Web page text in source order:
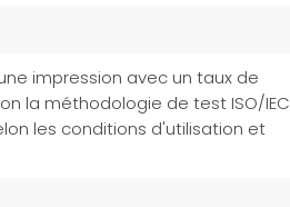
impression avec un taux de
la méthodologie de test ISO/IEC
les conditions d'utilisation et